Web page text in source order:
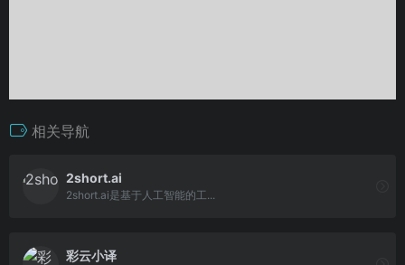
相关导航
2short.ai
2short.ai是基于人工智能的工...
彩云小译